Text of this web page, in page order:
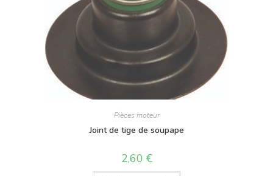
Pièces moteur
Joint de tige de soupape
2,60 €